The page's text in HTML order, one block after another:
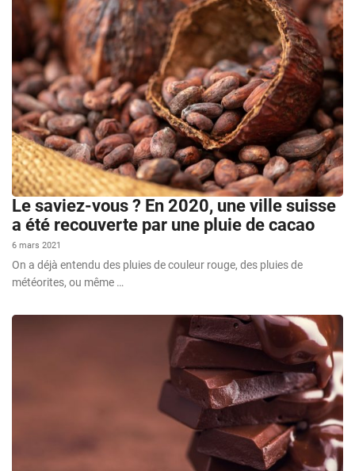
Le saviez-vous ? En 2020, une ville suisse
a été recouverte par une pluie de cacao
6 mars 2021
On a déjà entendu des pluies de couleur rouge, des pluies de
météorites, ou même …